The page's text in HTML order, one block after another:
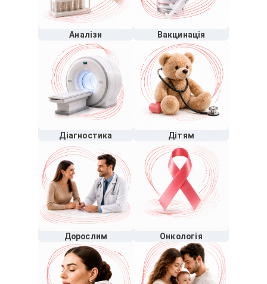
Аналізи Вакцинація
Діагностика Дітям
Дорослим Онкологія